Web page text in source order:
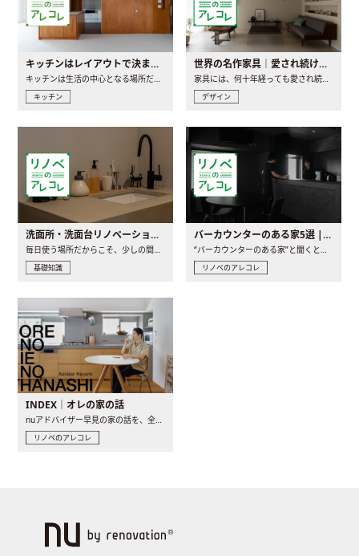
キッチンはレイアウトで決まる。後悔しないための考え方と選び方
キッチンは生活の中心となる場所だからこそ、家の中のどこに置..
キッチン
世界の名作家具｜愛され続ける理由と一生モノとの出会い方
家具には、何十年経っても愛され続ける「名作」と呼ばれるもの..
デザイン
洗面所・洗面台リノベーションの事例と間取りアイデア
基礎知識
バーカウンターのある家5選 | 日常に馴染む“距離の近い”キッチンとは
リノベのアレコレ
INDEX｜オレの家の話
nuアドバイザー早見の家の話を、全4話でお届け。リノベーションを..
リノベのアレコレ